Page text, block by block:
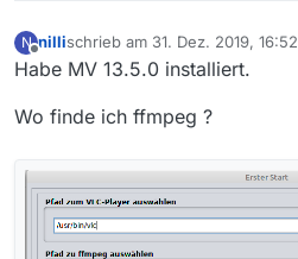
N
Offline
nillischrieb am 31. Dez. 2019, 16:52
zuletzt editiert von
Habe MV 13.5.0 installiert.
Wo finde ich ffmpeg ?